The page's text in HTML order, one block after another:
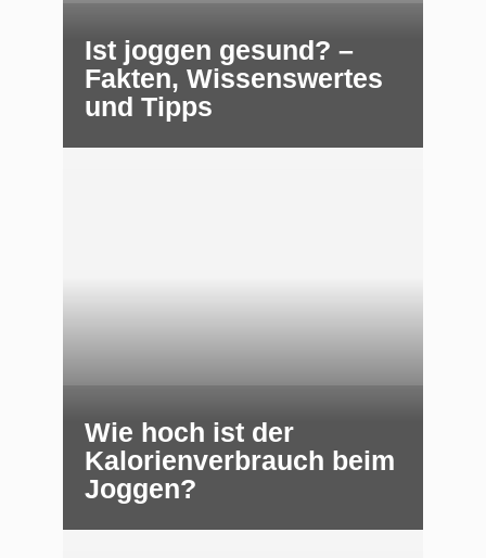
Ist joggen gesund? –
Fakten, Wissenswertes
und Tipps
Wie hoch ist der
Kalorienverbrauch beim
Joggen?